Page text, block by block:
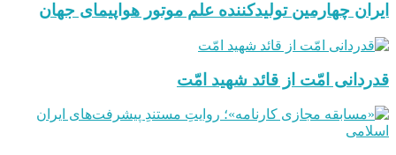
ایران چهارمین تولیدکننده علم موتور هواپیمای جهان
قدردانی امّت از قائد شهید امّت